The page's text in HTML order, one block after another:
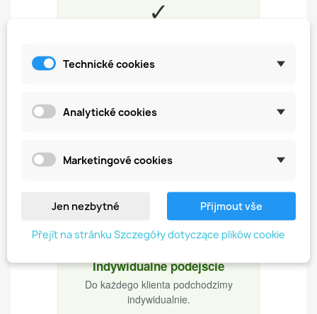
✓
do codziennej pracy.
⚡
Szybka dostawa
Zamówienia wysyłamy szybko, aby
♥
Indywidualne podejście
Do każdego klienta podchodzimy
indywidualnie.
Technické cookies
Analytické cookies
Marketingové cookies
Jen nezbytné Přijmout vše
Přejít na stránku Szczegóły dotyczące plików cookie